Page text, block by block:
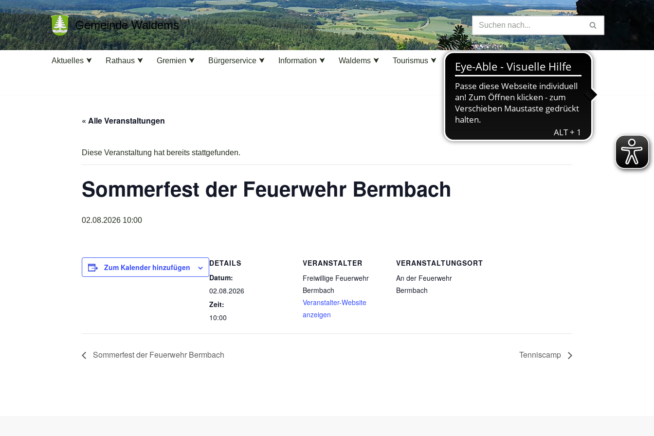
Zum
Inhalt
springen
Gemeinde Waldems
Aktuelles Rathaus Gremien Bürgerservice Information Waldems Tourismus
« Alle Veranstaltungen
Diese Veranstaltung hat bereits stattgefunden.
Sommerfest der Feuerwehr Bermbach
02.08.2026 10:00
Zum Kalender hinzufügen
DETAILS
Datum:
02.08.2026
Zeit:
10:00
VERANSTALTER
Freiwillige Feuerwehr
Bermbach
Veranstalter-Website
anzeigen
VERANSTALTUNGSORT
An der Feuerwehr
Bermbach
Sommerfest der Feuerwehr Bermbach Tenniscamp